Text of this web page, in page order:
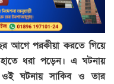
আগে পরকীয়া করতে গিয়ে
ধরা পড়েন। এ ঘটনায়
ওই ঘটনায় সাকিব ও তার